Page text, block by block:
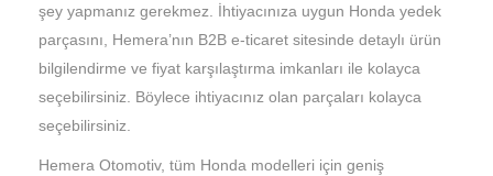
şey yapmanız gerekmez. İhtiyacınıza uygun Honda yedek
parçasını, Hemera’nın B2B e-ticaret sitesinde detaylı ürün
bilgilendirme ve fiyat karşılaştırma imkanları ile kolayca
seçebilirsiniz. Böylece ihtiyacınız olan parçaları kolayca
seçebilirsiniz.
Hemera Otomotiv, tüm Honda modelleri için geniş